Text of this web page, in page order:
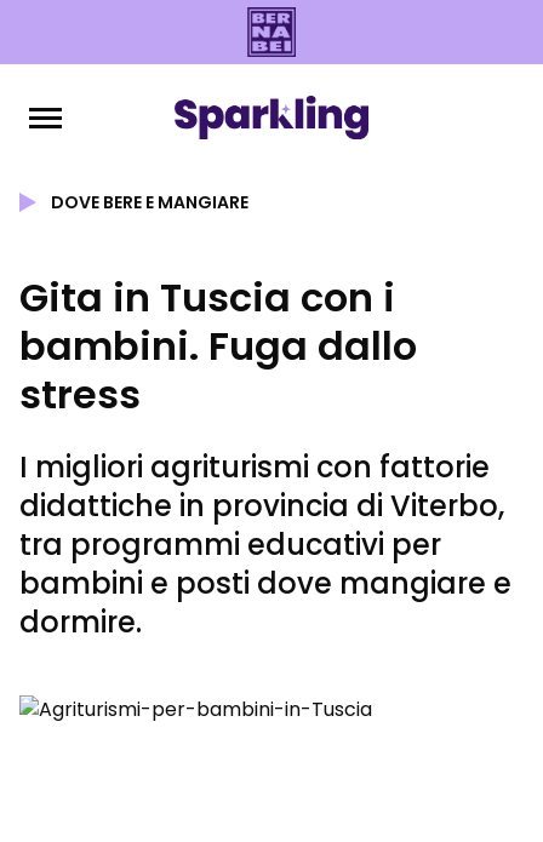
DOVE BERE E MANGIARE
Gita in Tuscia con i
bambini. Fuga dallo
stress
I migliori agriturismi con fattorie
didattiche in provincia di Viterbo,
tra programmi educativi per
bambini e posti dove mangiare e
dormire.